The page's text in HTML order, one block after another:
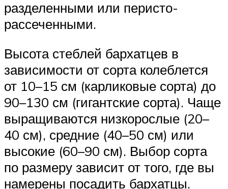
разделенными или перисто-
рассеченными.
Высота стеблей бархатцев в
зависимости от сорта колеблется
от 10–15 см (карликовые сорта) до
90–130 см (гигантские сорта). Чаще
выращиваются низкорослые (20–
40 см), средние (40–50 см) или
высокие (60–90 см). Выбор сорта
по размеру зависит от того, где вы
намерены посадить бархатцы.